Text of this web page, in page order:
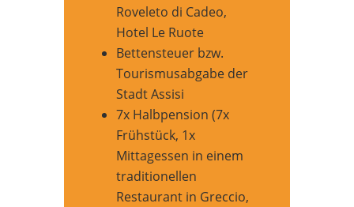
Roveleto di Cadeo,
Hotel Le Ruote
Bettensteuer bzw.
Tourismusabgabe der
Stadt Assisi
7x Halbpension (7x
Frühstück, 1x
Mittagessen in einem
traditionellen
Restaurant in Greccio,